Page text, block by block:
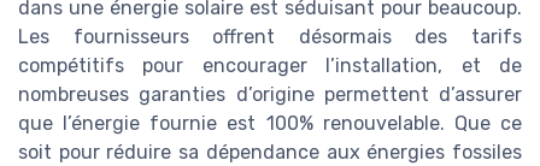
dans une énergie solaire est séduisant pour beaucoup.
Les fournisseurs offrent désormais des tarifs
compétitifs pour encourager l’installation, et de
nombreuses garanties d’origine permettent d’assurer
que l’énergie fournie est 100% renouvelable. Que ce
soit pour réduire sa dépendance aux énergies fossiles